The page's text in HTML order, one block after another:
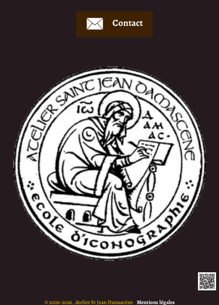
Contact
©2006-2026 , Atelier St Jean Damascène • Mentions légales